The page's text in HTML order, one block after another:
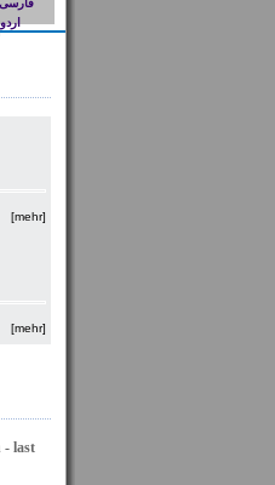
[mehr]
[mehr]
- last